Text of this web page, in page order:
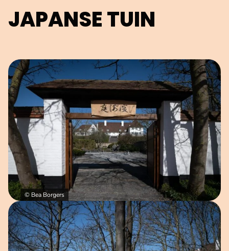
JAPANSE TUIN
Open afbeelding in popup
© Bea Borgers
Open afbeelding in popup